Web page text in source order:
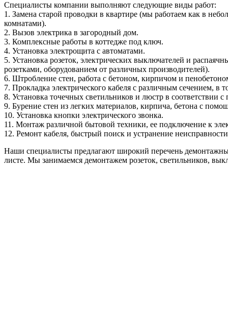
Специалисты компании выполняют следующие виды работ:
1. Замена старой проводки в квартире (мы работаем как в
комнатами).
2. Вызов электрика в загородный дом.
3. Комплексные работы в коттедже под ключ.
4. Установка электрощита с автоматами.
5. Установка розеток, электрических выключателей и
розетками, оборудованием от различных производителей).
6. Штробление стен, работа с бетоном, кирпичом и
7. Прокладка электрического кабеля с различным сечением, в
8. Установка точечных светильников и люстр в соответствии
9. Бурение стен из легких материалов, кирпича, бетона с
10. Установка кнопки электрического звонка.
11. Монтаж различной бытовой техники, ее подключение к
12. Ремонт кабеля, быстрый поиск и устранение
Наши специалисты предлагают широкий перечень
листе. Мы занимаемся демонтажем розеток, светильников,